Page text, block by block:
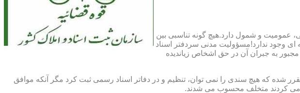
عمومیت و شمول دارد.هیچ گونه تناسبی بین
وجود ندارد!مسؤولیت مدنی سردفتر اسناد
به جبران آن در حق اشخاص زیاندیده
سوم): موانع موجود برای تنظیم اسناد رسمی مطابق ماده ۱۶ آیین نامه دفاتر اسناد رسمی مصوب ۱۳۱۷ مقرر شده که هیچ سندی را نمی توان، تنظیم و در دفاتر اسناد رسمی ثبت کرد مگر آنکه موافق
می کردند متخلف محسوب می شدند.